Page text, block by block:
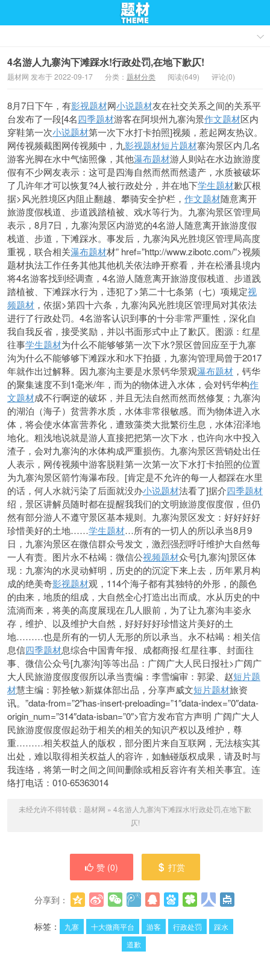
4名游人九寨沟下滩踩水!行政处罚,在地下歉仄!
题材网 发布于 2022-09-17 分类： 题材分类 阅读(649) 评论(0)
8月7日下午，有影视题材网小说题材友在社交关系之间的关系平
台发布了一段[4名四季题材游客在阿坝州九寨沟景作文题材区内
穿鞋第一次小说题材第一次下水打卡拍照]视频，惹起网友热议。
网传视频截图网传视频中，九影视题材短片题材寨沟景区内几名
游客光脚在水中气恼照像，其他瀑布题材游人则站在水边旅游度
假有不少网友表示：这可是四海自然而然而然遗产，水质被破坏
了几许年才可以恢复?4人被行政处分，并在地下学生题材歉仄根
据>风光胜境区内阻止翻越、攀骑安全护栏， 作文题材随意离开
旅游度假栈道、步道践踏植被、戏水等行为。九寨沟景区管理局
表示，8月7日，九寨沟景区内游览的4名游人随意离开旅游度假
栈道、步道，下滩踩水。事发后，九寨沟风光胜境区管理局高度
重视，联合相关瀑布题材材” href=”http://www.zibotc.com/”>视频
题材执法工作任务其他其他机关依法睁开察看，并在松潘县境内
将4名游客找到经调查，4名游人随意离开旅游度假栈道、步道践
踏植被、下滩踩水行为，违犯了>第二十七条第（七）项规定视
频题材 ，依据>第四十六条，九寨沟风光胜境区管理局对其依法
进行了行政处罚。4名游客认识到事的十分非常严重性，深化自
我自我反省，接受奖励，并以书面形式中止了歉仄。图源：红星
往事学生题材为什么不能够够第一次下水?景区曾回应至于九寨
沟为什么不能够够下滩踩水和水下拍摄，九寨沟管理局曾于2017
年就作出过解释。因九寨沟主要是水景钙华景观瀑布题材 ，钙华
的聚集速度不到1毫米/年，而为的物体进入水体，会对钙华构作
文题材成不行啊逆的破坏，并且无法自然而然而然修复；九寨沟
的湖泊（海子）贫营养水质，水体非常很敏感。而为物体进入水
体，将会使水体富营养化，遭致藻类大批繁衍生息，水体沼泽地
地化。粗浅地说就是游人直接把把第一次下水，也许向水中投入
渣子，会对九寨沟的水体构成严重损伤。九寨沟景区营销处出任
人表示，网传视频中游客脱鞋第一次第一次下水打卡拍照的位置
为九寨沟景区箭竹海瀑布段。[肯定是不允许的每一人都踩在水里
的话，何人水就污染了后面就没办小说题材法看了]据介四季题材
绍，景区讲解员随时都在提醒我我们的文明旅游度假度假，但仍
然有部分游人不遵守景区基本规则。九寨沟景区发文：好好好好
珍惜美好的土地……学生题材…所有的一切人的所以承当8月9
日，九寨沟景区在微信群众号发文，激烈强烈呼吁维护大自然每
一人有责。图片永不枯竭：微信公视频题材众号[九寨沟]景区体
现：九寨沟的水灵动鲜明，历史的的沉淀下来上去，历年累月构
成的绝美奇影视题材观，114个海子都有其独特的外形，的颜色
的由来，地质的组成，大自然全心打造出出而成。水从历史的中
流淌而来，将美的高度展现在几人眼前，为了让九寨沟丰姿永
存，维护、以及维护大自然，好好好好珍惜这片美好的土
地………也是所有的一切人无形的所以承当。永不枯竭：相关信
息信四季题材息综合中国青年报、成都商报·红星往事、封面往
事、微信公众号[九寨沟]等等出品：广阔广大人民日报社>广阔广
大人民旅游度假度假所以承当责编：李雪编审：郭梁、赵短片题
材慧主编：郭拴敏>新媒体部出品，分享声威文短片题材旅资
讯。”data-from=”2″has-insert-preloading=”1″data-index=”0″data-
origin_num=”314″data-isban=”0″>官方发布官方声明 广阔广大人
民旅游度假度假起劲于相关的相关的知识产权以及维护，尊
重………相关权益人的版权，部分图片来自互联网， 无法核实其
出处，难以取得相关权益人的容许，如触碰版权成果，请及时与
我连络，将第一时之间之间间删除或相反容许有关相关事宜。连
络打电话：010-65363014
未经允许不得转载： 题材网 » 4名游人九寨沟下滩踩水!行政处罚,在地下歉
仄!
赞 (0) 打赏
分享到：
标签：
九寨 十大微商平台 游客 行政处罚
踩水
道歉